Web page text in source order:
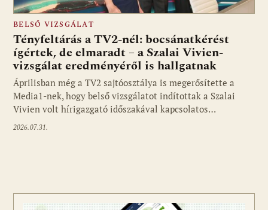
BELSŐ VIZSGÁLAT
Tényfeltárás a TV2-nél: bocsánatkérést
ígértek, de elmaradt – a Szalai Vivien-
vizsgálat eredményéről is hallgatnak
Áprilisban még a TV2 sajtóosztálya is megerősítette a
Media1-nek, hogy belső vizsgálatot indítottak a Szalai
Vivien volt hírigazgató időszakával kapcsolatos…
2026.07.31.